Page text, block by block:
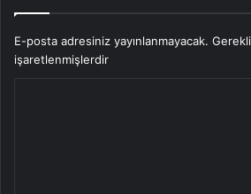
E-posta adresiniz yayınlanmayacak.
işaretlenmişlerdir